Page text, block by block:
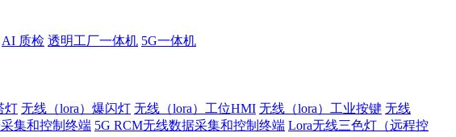
AI 质检 透明工厂一体机 5G一体机
灯 无线（lora）爆闪灯 无线（lora）工位HMI 无线（lora）工业按键 无线
集和控制终端 5G RCM无线数据采集和控制终端 Lora无线三色灯（远程控